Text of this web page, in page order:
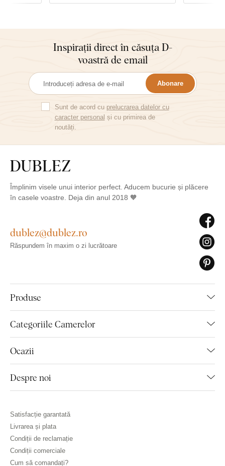
Inspirații direct în căsuța D-
voastră de email
Abonare
Sunt de acord cu prelucrarea datelor cu
caracter personal și cu primirea de
noutăți.
Împlinim visele unui interior perfect. Aducem bucurie și plăcere
în casele voastre. Deja din anul 2018 🧡
Produse
Categoriile Camerelor
Ocazii
Despre noi
dublez@dublez.ro
Răspundem în maxim o zi lucrătoare
Satisfacție garantată
Livrarea și plata
Condiții de reclamație
Condiții comerciale
Cum să comandați?